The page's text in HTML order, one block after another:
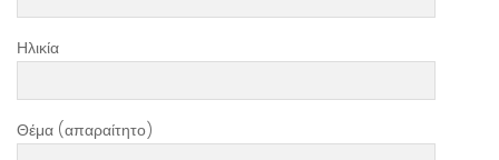
Ηλικία
Θέμα (απαραίτητο)